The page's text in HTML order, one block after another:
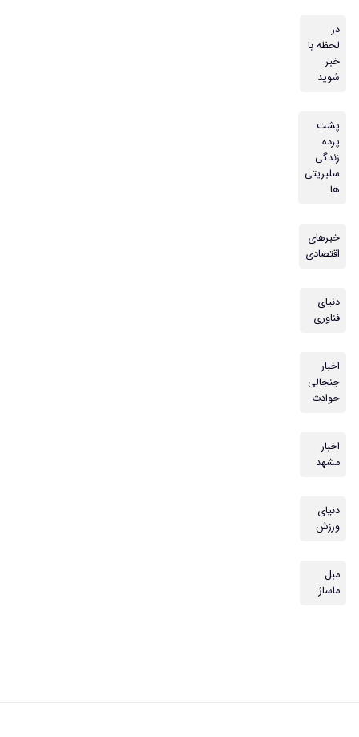
در
لحظه با
خبر
شوید
پشت
پرده
زندگی
سلبریتی
ها
خبرهای
اقتصادی
دنیای
فناوری
اخبار
جنجالی
حوادث
اخبار
مشهد
دنیای
ورزش
مبل
ماساژ